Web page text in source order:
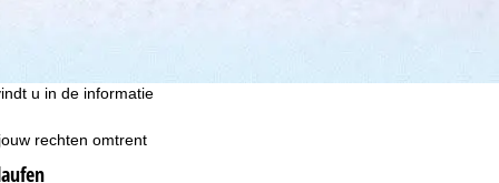
technologieën. Als u op
uitvoering van het
u in de informatie
rechten omtrent